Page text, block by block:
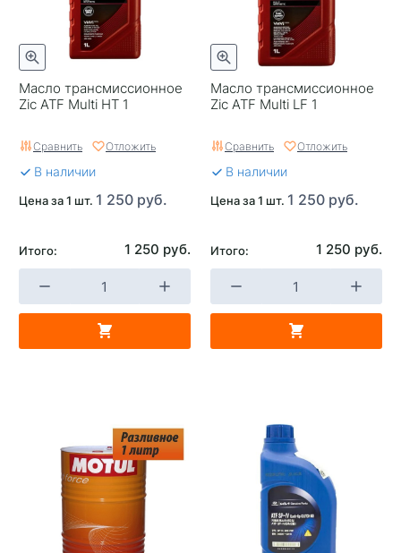
Масло трансмиссионное
Zic ATF Multi HT 1
Сравнить Отложить
В наличии
Цена за 1 шт. 1 250 руб.
Итого: 1 250 руб.
Масло трансмиссионное
Zic ATF Multi LF 1
Сравнить Отложить
В наличии
Цена за 1 шт. 1 250 руб.
Итого: 1 250 руб.